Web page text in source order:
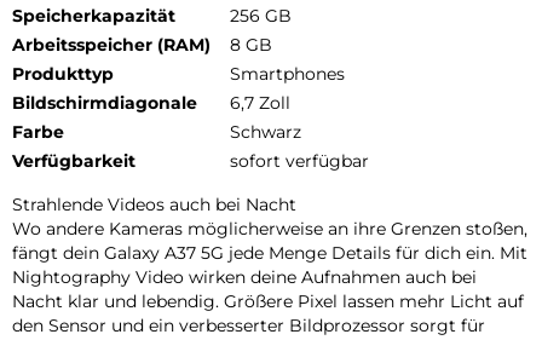
Speicherkapazität
256 GB
Arbeitsspeicher (RAM)
8 GB
Produkttyp
Smartphones
Bildschirmdiagonale
6,7 Zoll
Farbe
Schwarz
Verfügbarkeit
sofort verfügbar
Strahlende Videos auch bei Nacht
Wo andere Kameras möglicherweise an ihre Grenzen stoßen,
fängt dein Galaxy A37 5G jede Menge Details für dich ein. Mit
Nightography Video wirken deine Aufnahmen auch bei
Nacht klar und lebendig. Größere Pixel lassen mehr Licht auf
den Sensor und ein verbesserter Bildprozessor sorgt für